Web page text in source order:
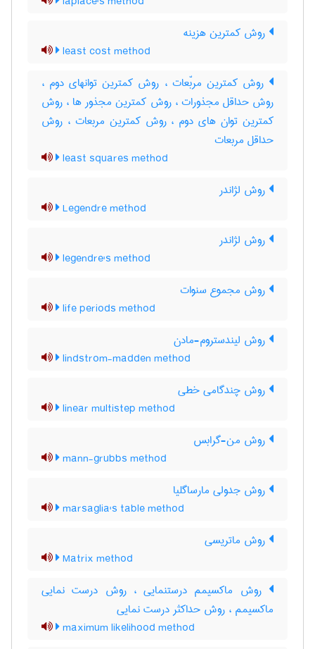
روش کمترین هزینه
least cost method
روش کمترین مربّعات ، روش کمترین توانهای دوم ،
روش حداقل مجذورات ، روش کمترین مجذور ها ، روش
کمترین توان های دوم ، روش کمترین مربعات ، روش
حداقل مربعات
least squares method
روش لژاندر
Legendre method
روش لژاندر
legendre's method
روش مجموع سنوات
life periods method
روش لیندستروم-مادن
lindstrom-madden method
روش چندگامی خطی
linear multistep method
روش من-گرابس
mann-grubbs method
روش جدولی مارساگلیا
marsaglia's table method
روش ماتریسی
Matrix method
روش ماکسیمم درستنمایی ، روش درست نمایی
ماکسیمم ، روش حداکثر درست نمایی
maximum likelihood method